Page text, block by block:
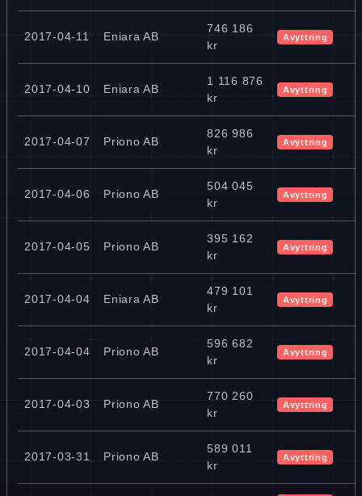
2017-04-11 Eniara AB
746 186
kr
Avyttring
2017-04-10 Eniara AB
1 116 876
kr
Avyttring
2017-04-07 Priono AB
826 986
kr
Avyttring
2017-04-06 Priono AB
504 045
kr
Avyttring
2017-04-05 Priono AB
395 162
kr
Avyttring
2017-04-04 Eniara AB
479 101
kr
Avyttring
2017-04-04 Priono AB
596 682
kr
Avyttring
2017-04-03 Priono AB
770 260
kr
Avyttring
2017-03-31 Priono AB
589 011
kr
Avyttring